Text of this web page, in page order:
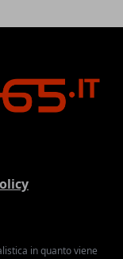
in quanto viene